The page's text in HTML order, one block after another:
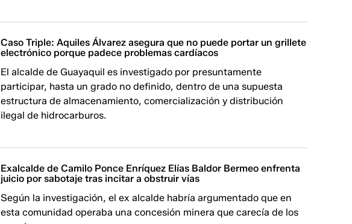
Caso Triple: Aquiles Álvarez asegura que no puede portar un grillete
electrónico porque padece problemas cardíacos
El alcalde de Guayaquil es investigado por presuntamente
participar, hasta un grado no definido, dentro de una supuesta
estructura de almacenamiento, comercialización y distribución
ilegal de hidrocarburos.
Exalcalde de Camilo Ponce Enríquez Elías Baldor Bermeo enfrenta
juicio por sabotaje tras incitar a obstruir vías
Según la investigación, el ex alcalde habría argumentado que en
esta comunidad operaba una concesión minera que carecía de los